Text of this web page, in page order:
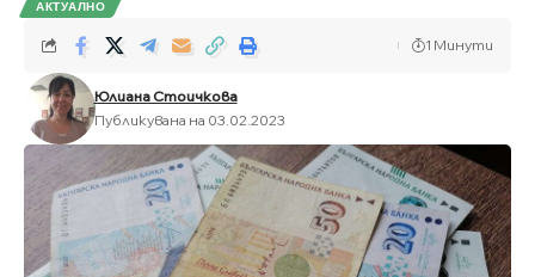
АКТУАЛНО
Юлиана Стоичкова
Публикувана на 03.02.2023
1 Минути